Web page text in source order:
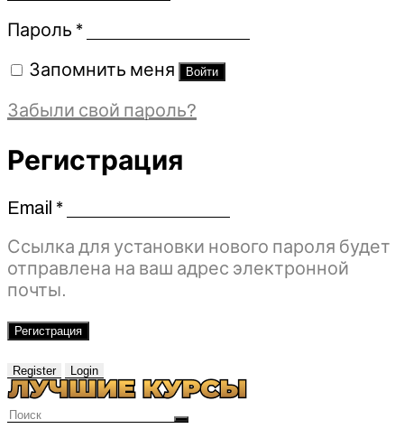
Пароль *Обязательно
Запомнить меня Войти
Забыли свой пароль?
Регистрация
Email *Обязательно
Ссылка для установки нового пароля будет
отправлена ​​на ваш адрес электронной
почты.
Регистрация
Register Login